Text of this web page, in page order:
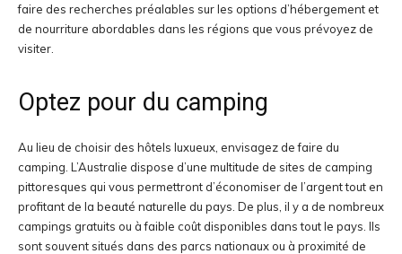
faire des recherches préalables sur les options d’hébergement et
de nourriture abordables dans les régions que vous prévoyez de
visiter.
Optez pour du camping
Au lieu de choisir des hôtels luxueux, envisagez de faire du
camping. L’Australie dispose d’une multitude de sites de camping
pittoresques qui vous permettront d’économiser de l’argent tout en
profitant de la beauté naturelle du pays. De plus, il y a de nombreux
campings gratuits ou à faible coût disponibles dans tout le pays. Ils
sont souvent situés dans des parcs nationaux ou à proximité de